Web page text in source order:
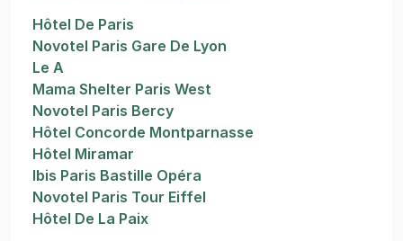
Hôtel De Paris
Novotel Paris Gare De Lyon
Le A
Mama Shelter Paris West
Novotel Paris Bercy
Hôtel Concorde Montparnasse
Hôtel Miramar
Ibis Paris Bastille Opéra
Novotel Paris Tour Eiffel
Hôtel De La Paix